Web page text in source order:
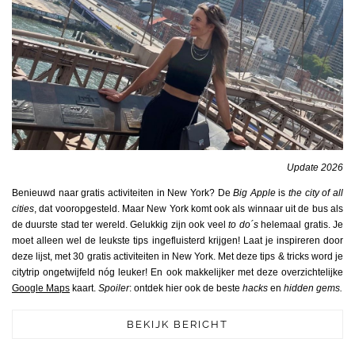
Update 2026
Benieuwd naar gratis activiteiten in New York? DeBig Appleisthe city of all
cities, dat vooropgesteld. Maar New York komt ook als winnaar uit de bus als
de duurste stad ter wereld. Gelukkig zijn ook veelto do´shelemaal gratis. Je
moet alleen wel de leukste tips ingefluisterd krijgen! Laat je inspireren door
deze lijst, met 30 gratis activiteiten in New York. Met deze tips & tricks word je
citytrip ongetwijfeld nóg leuker! En ook makkelijker met deze overzichtelijke
Google Maps kaart. Spoiler: ontdek hier ook de beste hacks en hidden gems.
BEKIJK BERICHT